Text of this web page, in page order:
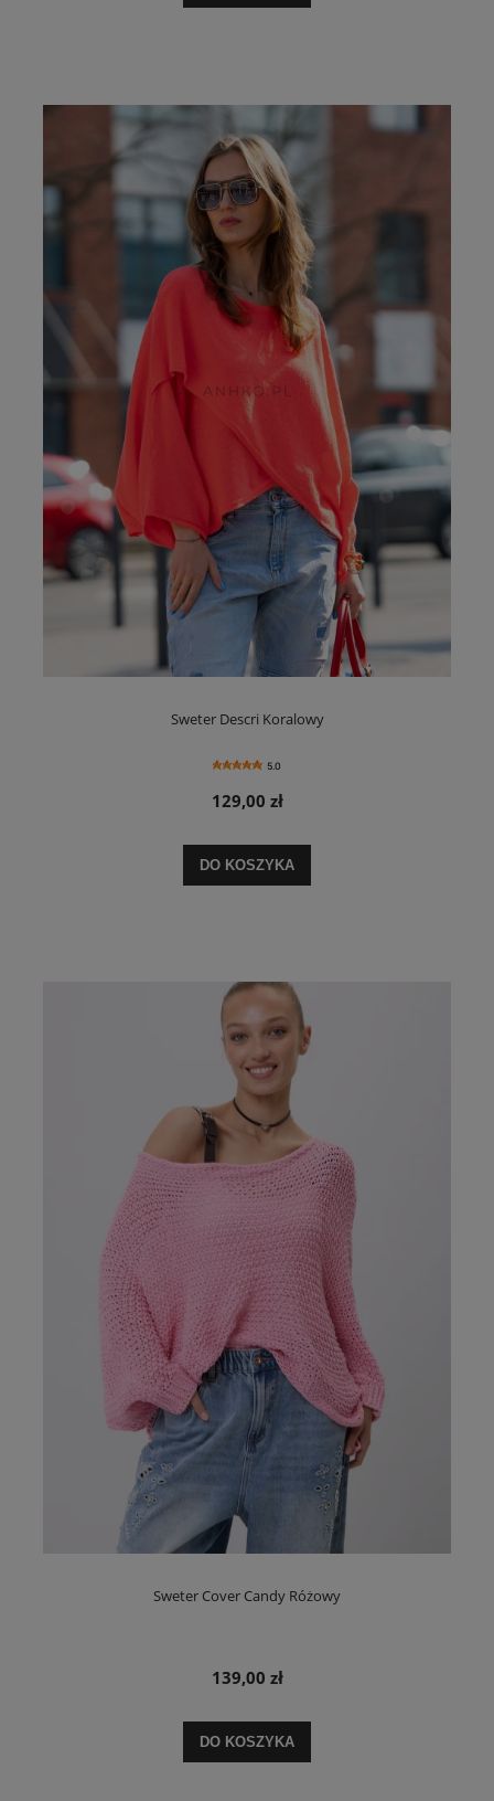
Sweter Descri Koralowy
5.0
129,00 zł
DO KOSZYKA
Sweter Cover Candy Różowy
139,00 zł
DO KOSZYKA